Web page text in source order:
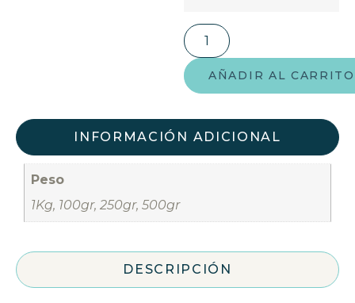
AÑADIR AL CARRITO
INFORMACIÓN ADICIONAL
DESCRIPCIÓN
Peso
1Kg, 100gr, 250gr, 500gr